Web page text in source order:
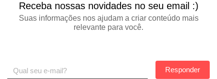
Receba nossas novidades no seu email :)
Suas informações nos ajudam a criar conteúdo mais
relevante para você.
Responder